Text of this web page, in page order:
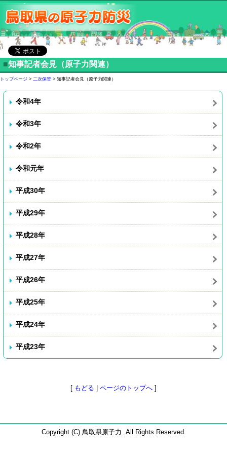
■知事記者会見（原子力関連）
トップページ > 二次保管 > 知事記者会見（原子力関連）
令和4年
令和3年
令和2年
令和元年
平成30年
平成29年
平成28年
平成27年
平成26年
平成25年
平成24年
平成23年
[ もどる ページのトップへ ]
Copyright (C) 鳥取県原子力 .All Rights Reserved.